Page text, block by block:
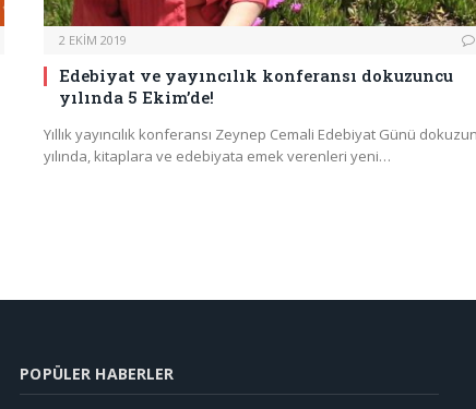
2 EKIM 2019
Edebiyat ve yayıncılık konferansı dokuzuncu
yılında 5 Ekim’de!
Yıllık yayıncılık konferansı Zeynep Cemali Edebiyat Günü
yılında, kitaplara ve edebiyata emek verenleri yeni…
POPÜLER HABERLER